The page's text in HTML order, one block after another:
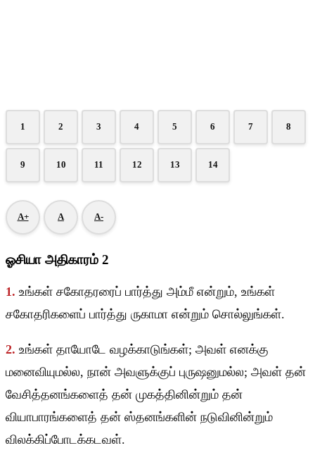
1 2 3 4 5 6 7 8
9 10 11 12 13 14
A+ A A-
ஓசியா அதிகாரம் 2
1. உங்கள் சகோதரரைப் பார்த்து அம்மீ என்றும், உங்கள்
சகோதரிகளைப் பார்த்து ருகாமா என்றும் சொல்லுங்கள்.
2. உங்கள் தாயோடே வழக்காடுங்கள்; அவள் எனக்கு
மனைவியுமல்ல, நான் அவளுக்குப் புருஷனுமல்ல; அவள் தன்
வேசித்தனங்களைத் தன் முகத்தினின்றும் தன்
வியாபாரங்களைத் தன் ஸ்தனங்களின் நடுவினின்றும்
விலக்கிப்போடக்கடவள்.